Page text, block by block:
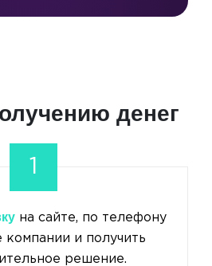
денег
1
на сайте, по телефону
компании и получить
решение.